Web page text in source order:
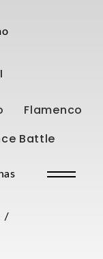
/
Flamenco
Battle